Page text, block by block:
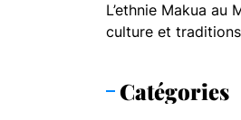
L’ethnie Makua au
culture et traditions
Catégories